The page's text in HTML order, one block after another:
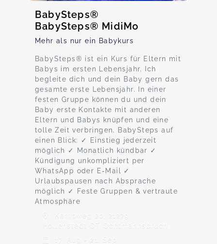
BabySteps®
BabySteps® MidiMo
Mehr als nur ein Babykurs
BabySteps® ist ein Kurs für Eltern mit
Babys im ersten Lebensjahr. Ich
begleite dich und dein Baby gern das
gesamte erste Lebensjahr. In einer
festen Gruppe können du und dein
Baby erste Kontakte mit anderen
Eltern und Babys knüpfen und eine
tolle Zeit verbringen. BabySteps auf
einen Blick: ✓ Einstieg jederzeit
möglich ✓ Monatlich kündbar ✓
Kündigung unkompliziert per
WhatsApp oder E-Mail ✓
Urlaubspausen nach Absprache
möglich ✓ Feste Gruppen & vertraute
Atmosphäre
Kampweg 2b, 21279
Hollenstedt OT Ochtmannsbruch
17. Aug - 21. Sep